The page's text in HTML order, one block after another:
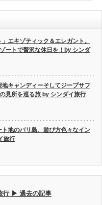
」エキゾティック＆エレガント。
ートで贅沢な休日を！by シンダ
地キャンディーそしてジープサフ
見所を巡る旅 by シンダイ旅行
ト地のバリ島、遊び方色々なイン
旅行
行 ▶ 過去の記事